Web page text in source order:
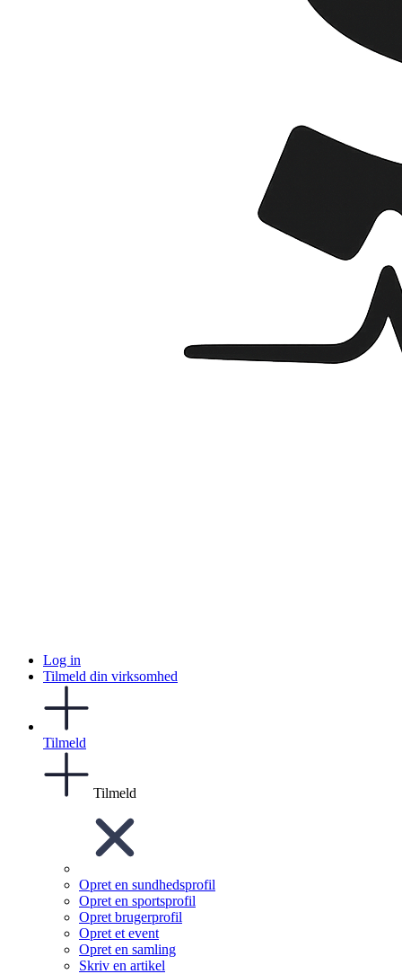
Log in
Tilmeld din virksomhed
Tilmeld
Tilmeld
Opret en sundhedsprofil
Opret en sportsprofil
Opret brugerprofil
Opret et event
Opret en samling
Skriv en artikel